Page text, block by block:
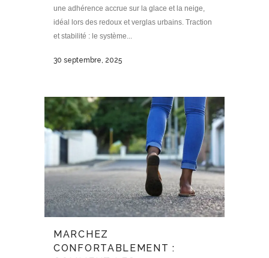
une adhérence accrue sur la glace et la neige,
idéal lors des redoux et verglas urbains. Traction
et stabilité : le système...
30 septembre, 2025
MARCHEZ
CONFORTABLEMENT :